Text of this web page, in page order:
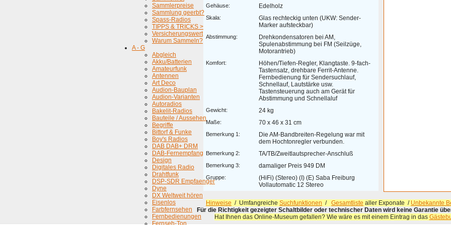
Sammlerpreise
Sammlung geerbt?
Spass-Radios
TIPPS & TRICKS >
Versicherungswert
Warum Sammeln?
A - G
Abgleich
Akku/Batterien
Amateurfunk
Antennen
Art Deco
Audion-Bauplan
Audion-Varianten
Autoradios
Bakelit-Radios
Bauteile / Aussehen
Begriffe
Bittorf & Funke
Boy's Radios
DAB DAB+ DRM
DAB-Fernempfang
Design
Digitales Radio
Drahtfunk
DSP-SDR Empfaenger
Dyne
DX Weltweit hören
Eisenlos
Farbfernsehen
Fernbedienungen
Fernseh-Ton
Gehäuse: Edelholz
Skala:
Glas rechteckig unten (UKW: Sender-
Marker aufsteckbar)
Abstimmung:
Drehkondensatoren bei AM,
Spulenabstimmung bei FM (Seilzüge,
Motorantrieb)
Komfort:
Höhen/Tiefen-Regler, Klangtaste. 9-fach-
Tastensatz, drehbare Ferrit-Antenne.
Fernbedienung für Sendersuchlauf,
Schnellauf, Lautstärke usw.
Tastensteuerung auch am Gerät für
Abstimmung und Schnellaluf
Gewicht: 24 kg
Maße: 70 x 46 x 31 cm
Bemerkung 1:
Die AM-Bandbreiten-Regelung war mit
dem Hochtonregler verbunden.
Bemerkung 2: TA/TB/Zweitlautsprecher-Anschluß
Bemerkung 3: damaliger Preis 949 DM
Gruppe:
(HiFi) (Stereo) (I) (E) Saba Freiburg
Vollautomatic 12 Stereo
Hinweise / Umfangreiche Suchfunktionen / Gesamtliste aller Exponate / Unbekannte
Für die Richtigkeit gezeigter Schaltbilder oder technischer Daten wird keine Garantie
Hat Ihnen das Online-Museum gefallen? Wie wäre es mit einem Eintrag in das